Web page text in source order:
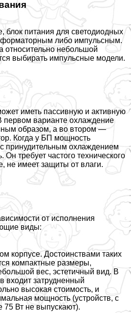
блок питания для светодиодных
либо импульсным.
относительно небольшой
выбирать импульсные модели.
иметь пассивную и активную
первом варианте охлаждение
образом, а во втором —
Когда у БП мощность
принудительным охлаждением
Он требует частого технического
не имеет защиты от влаги.
от исполнения
виды:
корпусе. Достоинствами таких
компактные размеры,
вес, эстетичный вид. В
входит затрудненный
высокая стоимость, и
мощность (устройств, с
Вт не выпускают).